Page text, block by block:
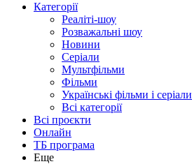
Категорії
Реаліті-шоу
Розважальні шоу
Новини
Серіали
Мультфільми
Фільми
Українські фільми і серіали
Всі категорії
Всі проєкти
Онлайн
ТБ програма
Еще